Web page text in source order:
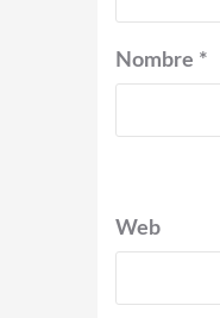
Nombre *
Web